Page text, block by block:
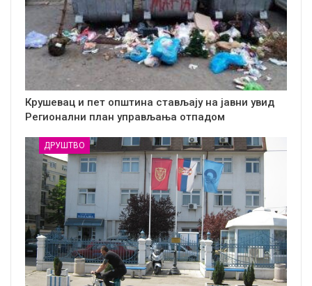
Крушевац и пет општина стављају на јавни увид
Регионални план управљања отпадом
ДРУШТВО